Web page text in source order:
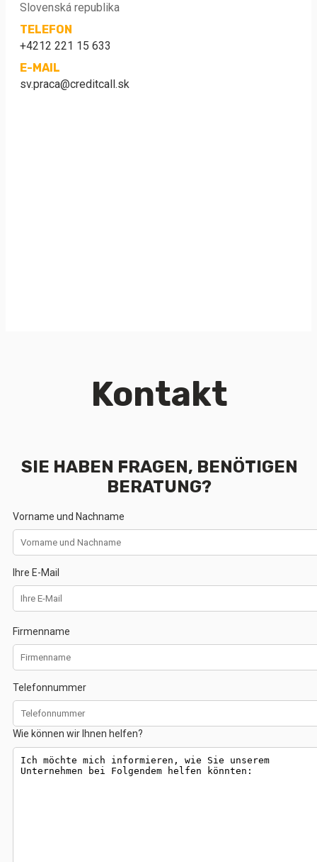
Slovenská republika
TELEFON
+4212 221 15 633
E-MAIL
sv.praca@creditcall.sk
Kontakt
SIE HABEN FRAGEN, BENÖTIGEN
BERATUNG?
Vorname und Nachname
Ihre E-Mail
Firmenname
Telefonnummer
Wie können wir Ihnen helfen?